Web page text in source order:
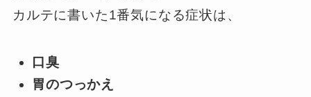
カルテに書いた1番気になる症状は、
口臭
胃のつっかえ